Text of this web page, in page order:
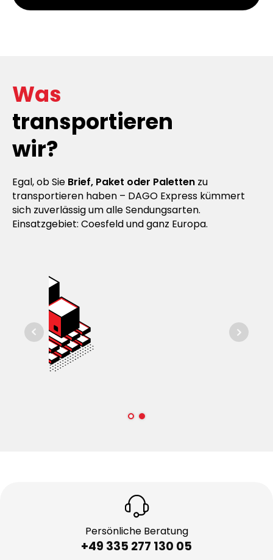
Was
transportieren
wir?
Egal, ob Sie Brief, Paket oder Paletten zu
transportieren haben – DAGO Express kümmert
sich zuverlässig um alle Sendungsarten.
Einsatzgebiet: Coesfeld und ganz Europa.